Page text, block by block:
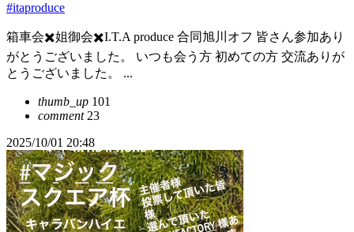
#itaproduce
箱車会✖️姐御会✖️I.T.A produce 合同旭川オフ 皆さん参加あり
がとうございました。 いつも会う方 初めての方 交流ありが
とうございました。 ...
thumb_up 101
comment23
2025/10/01 20:48